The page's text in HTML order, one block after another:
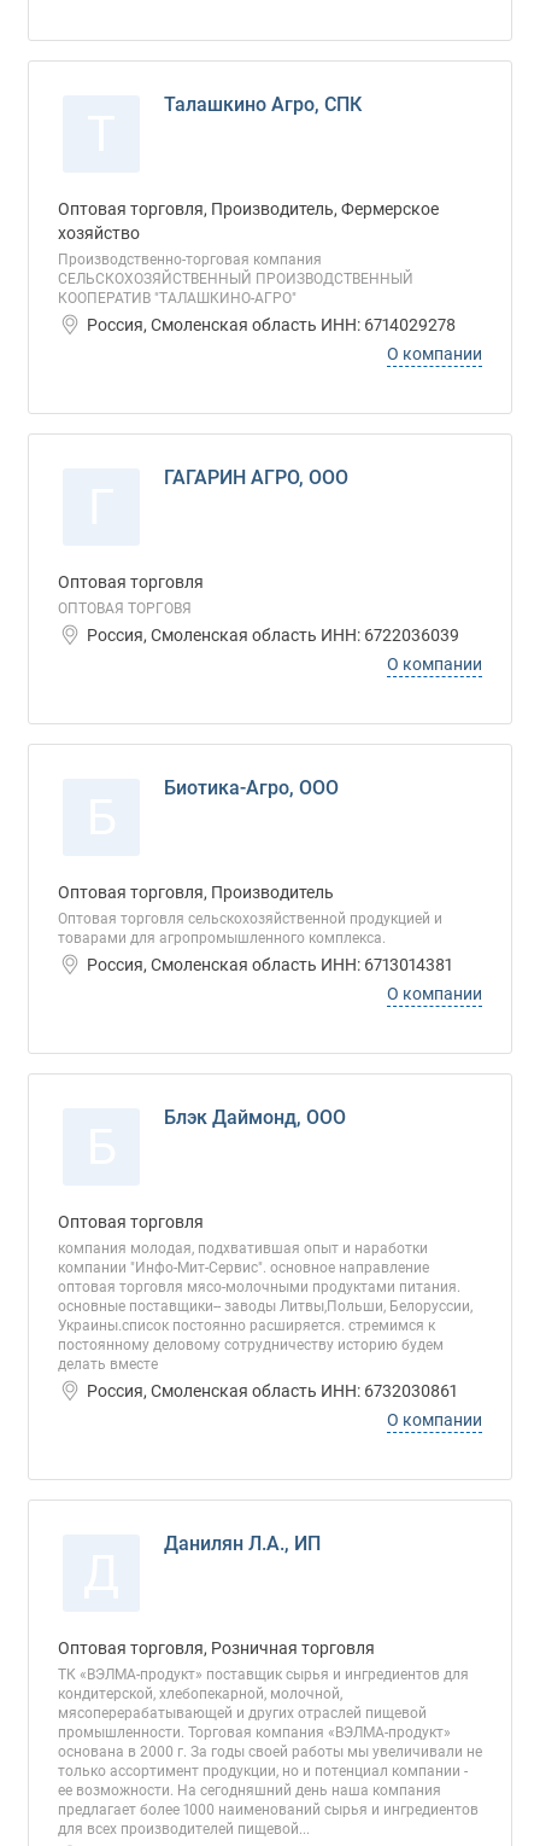
Талашкино Агро, СПК
Оптовая торговля, Производитель, Фермерское
хозяйство
Производственно-торговая компания
СЕЛЬСКОХОЗЯЙСТВЕННЫЙ ПРОИЗВОДСТВЕННЫЙ
КООПЕРАТИВ "ТАЛАШКИНО-АГРО"
Россия, Смоленская область ИНН: 6714029278
О компании
ГАГАРИН АГРО, ООО
Оптовая торговля
ОПТОВАЯ ТОРГОВЯ
Россия, Смоленская область ИНН: 6722036039
О компании
Биотика-Агро, ООО
Оптовая торговля, Производитель
Оптовая торговля сельскохозяйственной продукцией и
товарами для агропромышленного комплекса.
Россия, Смоленская область ИНН: 6713014381
О компании
Блэк Даймонд, ООО
Оптовая торговля
компания молодая, подхватившая опыт и наработки
компании "Инфо-Мит-Сервис". основное направление
оптовая торговля мясо-молочными продуктами питания.
основные поставщики-- заводы Литвы,Польши, Белоруссии,
Украины.список постоянно расширяется. стремимся к
постоянному деловому сотрудничеству историю будем
делать вместе
Россия, Смоленская область ИНН: 6732030861
О компании
Данилян Л.А., ИП
Оптовая торговля, Розничная торговля
ТК «ВЭЛМА-продукт» поставщик сырья и ингредиентов для
кондитерской, хлебопекарной, молочной,
мясоперерабатывающей и других отраслей пищевой
промышленности. Торговая компания «ВЭЛМА-продукт»
основана в 2000 г. За годы своей работы мы увеличивали не
только ассортимент продукции, но и потенциал компании -
ее возможности. На сегодняшний день наша компания
предлагает более 1000 наименований сырья и ингредиентов
для всех производителей пищевой...